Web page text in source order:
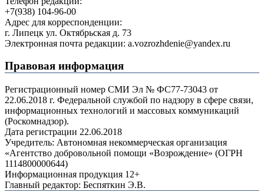
+7(938) 104-96-00
Адрес для корреспонденции:
г. Липецк ул. Октябрьская д. 73
Электронная почта редакции: a.vozrozhdenie@yandex.ru
Правовая информация
Регистрационный номер СМИ Эл № ФС77-73043 от
22.06.2018 г. Федеральной службой по надзору в сфере связи,
информационных технологий и массовых коммуникаций
(Роскомнадзор).
Дата регистрации 22.06.2018
Учредитель: Автономная некоммерческая организация
«Агентство добровольной помощи «Возрождение» (ОГРН
1114800000644)
Информационная продукция 12+
Главный редактор: Беспяткин Э.В.